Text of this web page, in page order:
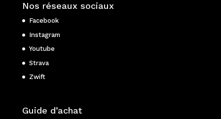
Nos réseaux sociaux
Facebook
Instagram
Youtube
Strava
Zwift
Guide d’achat